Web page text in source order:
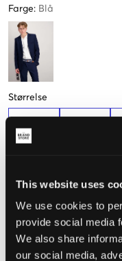
This website uses
We use cookies to
provide social media
We also share
our social media,
Farge: Blå
Størrelse
134-140
Opplevd størrelse
Liten